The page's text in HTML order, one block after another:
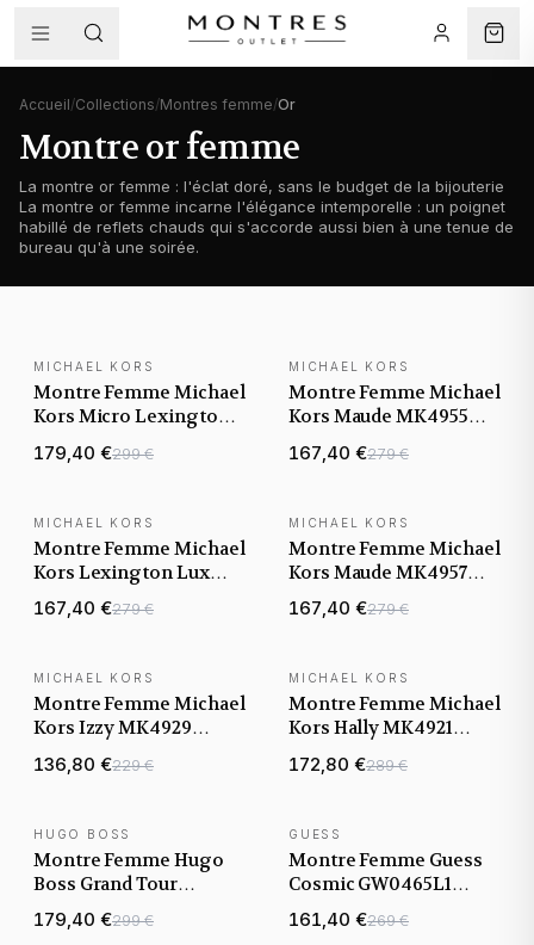
Accueil/Collections/Montres femme/Or
Montre or femme
La montre or femme : l'éclat doré, sans le budget de la bijouterie
La montre or femme incarne l'élégance intemporelle : un poignet
habillé de reflets chauds qui s'accorde aussi bien à une tenue de
bureau qu'à une soirée.
NOUVEAUTÉ
MICHAEL KORS
Montre Femme Michael
Kors Micro Lexington
MK4980 dorée bracelet
maillons acier
179,40 €299 €
NOUVEAUTÉ
MICHAEL KORS
Montre Femme Michael
Kors Maude MK4955
dorée bracelet maillons
acier
167,40 €279 €
NOUVEAUTÉ
MICHAEL KORS
Montre Femme Michael
Kors Lexington Lux
MK4924 dorée bracelet
maillons acier
167,40 €279 €
NOUVEAUTÉ
MICHAEL KORS
Montre Femme Michael
Kors Maude MK4957
dorée bracelet maillons
acier
167,40 €279 €
NOUVEAUTÉ
MICHAEL KORS
Montre Femme Michael
Kors Izzy MK4929
dorée bracelet maillons
acier
136,80 €229 €
NOUVEAUTÉ
MICHAEL KORS
Montre Femme Michael
Kors Hally MK4921
dorée bracelet maillons
acier
172,80 €289 €
NOUVEAUTÉ
HUGO BOSS
Montre Femme Hugo
Boss Grand Tour
1502768 dorée bracelet
maillons acier
179,40 €299 €
NOUVEAUTÉ
GUESS
Montre Femme Guess
Cosmic GW0465L1
dorée bracelet maillons
acier
161,40 €269 €